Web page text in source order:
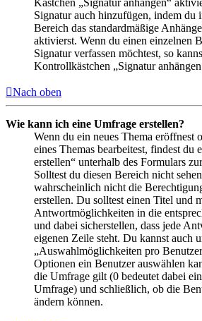
Kästchen „Signatur anhängen“
Signatur auch hinzufügen, indem du
Bereich das standardmäßige
aktivierst. Wenn du einen einzelnen
Signatur verfassen möchtest, so
Kontrollkästchen „Signatur
Nach oben
Wie kann ich eine Umfrage erstellen?
Wenn du ein neues Thema eröffnest
eines Themas bearbeitest, findest du
erstellen“ unterhalb des Formulars
Solltest du diesen Bereich nicht
wahrscheinlich nicht die
erstellen. Du solltest einen Titel und
Antwortmöglichkeiten in die
und dabei sicherstellen, dass jede
eigenen Zeile steht. Du kannst auch
„Auswahlmöglichkeiten pro
Optionen ein Benutzer auswählen
die Umfrage gilt (0 bedeutet dabei
Umfrage) und schließlich, ob die
ändern können.